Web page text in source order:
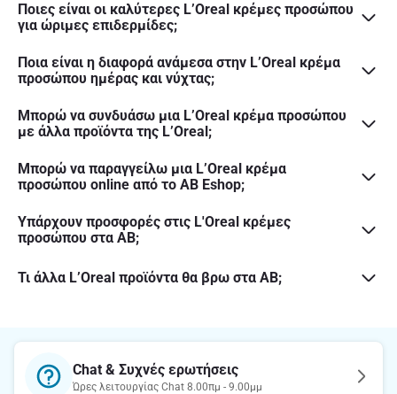
Ποιες είναι οι καλύτερες L’Oreal κρέμες προσώπου
για ώριμες επιδερμίδες;
Ποια είναι η διαφορά ανάμεσα στην L’Oreal κρέμα
προσώπου ημέρας και νύχτας;
Μπορώ να συνδυάσω μια L’Oreal κρέμα προσώπου
με άλλα προϊόντα της L’Oreal;
Μπορώ να παραγγείλω μια L’Oreal κρέμα
προσώπου online από το ΑΒ Eshop;
Υπάρχουν προσφορές στις L'Oreal κρέμες
προσώπου στα ΑΒ;
Τι άλλα L’Oreal προϊόντα θα βρω στα ΑΒ;
Chat & Συχνές ερωτήσεις
Ώρες λειτουργίας Chat 8.00πμ - 9.00μμ